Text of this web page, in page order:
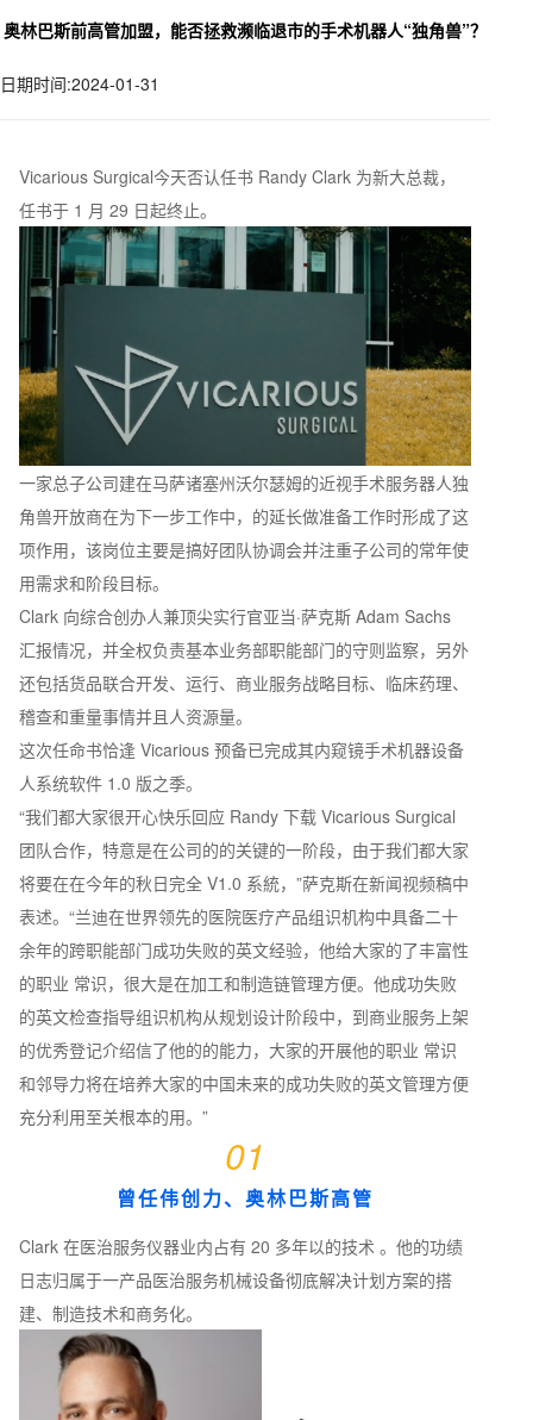
奥林巴斯前高管加盟，能否拯救濒临退市的手术机器人“独角兽”？
日期时间:2024-01-31
Vicarious Surgical今天否认任书 Randy Clark 为新大总裁，
任书于 1 月 29 日起终止。
一家总子公司建在马萨诸塞州沃尔瑟姆的近视手术服务器人独
角兽开放商在为下一步工作中，的延长做准备工作时形成了这
项作用，该岗位主要是搞好团队协调会并注重子公司的常年使
用需求和阶段目标。
Clark 向综合创办人兼顶尖实行官亚当·萨克斯 Adam Sachs
汇报情况，并全权负责基本业务部职能部门的守则监察，另外
还包括货品联合开发、运行、商业服务战略目标、临床药理、
稽查和重量事情并且人资源量。
这次任命书恰逢 Vicarious 预备已完成其内窥镜手术机器设备
人系统软件 1.0 版之季。
“我们都大家很开心快乐回应 Randy 下载 Vicarious Surgical
团队合作，特意是在公司的的关键的一阶段，由于我们都大家
将要在在今年的秋日完全 V1.0 系統，”萨克斯在新闻视频稿中
表述。“兰迪在世界领先的医院医疗产品组识机构中具备二十
余年的跨职能部门成功失败的英文经验，他给大家的了丰富性
的职业 常识，很大是在加工和制造链管理方便。他成功失败
的英文检查指导组识机构从规划设计阶段中，到商业服务上架
的优秀登记介绍信了他的的能力，大家的开展他的职业 常识
和邻导力将在培养大家的中国未来的成功失败的英文管理方便
充分利用至关根本的用。”
01
曾任伟创力、奥林巴斯高管
Clark 在医治服务仪器业内占有 20 多年以的技术 。他的功绩
日志归属于一产品医治服务机械设备彻底解决计划方案的搭
建、制造技术和商务化。